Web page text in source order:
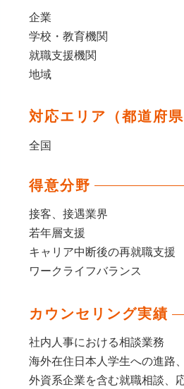
企業
学校・教育機関
就職支援機関
地域
対応エリア（都道府県
全国
得意分野
接客、接遇業界
若年層支援
キャリア中断後の再就職支援
ワークライフバランス
カウンセリング実績
社内人事における相談業務
海外在住日本人学生への進路
外資系企業を含む就職相談、